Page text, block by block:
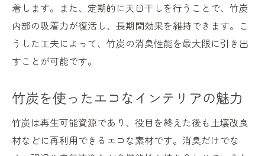
着します。また、定期的に天日干しを行うことで、竹炭
内部の吸着力が復活し、長期間効果を維持できます。こ
うした工夫によって、竹炭の消臭性能を最大限に引き出
すことが可能です。
竹炭を使ったエコなインテリアの魅力
竹炭は再生可能資源であり、役目を終えた後も土壌改良
材などに再利用できるエコな素材です。消臭だけでな